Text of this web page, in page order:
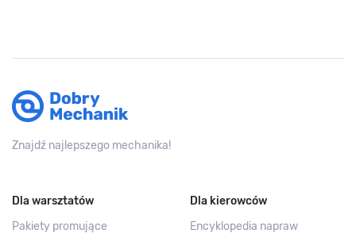
Znajdź najlepszego mechanika!
Dla warsztatów
Pakiety promujące
Dla kierowców
Encyklopedia napraw